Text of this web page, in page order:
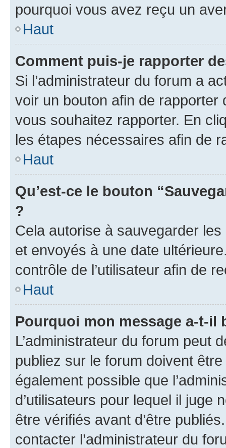
pourquoi vous avez reçu un
Haut
Comment puis-je rapporter
Si l’administrateur du forum a
voir un bouton afin de
vous souhaitez rapporter. En
les étapes nécessaires afin de
Haut
Qu’est-ce le bouton
?
Cela autorise à sauvegarder
et envoyés à une date
contrôle de l’utilisateur afin de
Haut
Pourquoi mon message a-t-il
L’administrateur du forum peut
publiez sur le forum doivent
également possible que
d’utilisateurs pour lequel il juge
être vérifiés avant d’être
contacter l’administrateur du